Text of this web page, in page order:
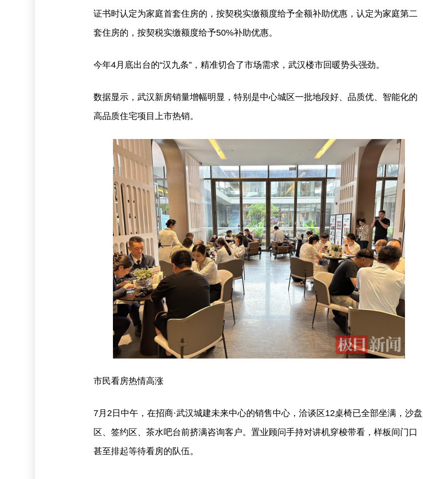
证书时认定为家庭首套住房的，按契税实缴额度给予全额补助优惠，认定为家庭第二
套住房的，按契税实缴额度给予50%补助优惠。
今年4月底出台的“汉九条”，精准切合了市场需求，武汉楼市回暖势头强劲。
数据显示，武汉新房销量增幅明显，特别是中心城区一批地段好、品质优、智能化的
高品质住宅项目上市热销。
市民看房热情高涨
7月2日中午，在招商·武汉城建未来中心的销售中心，洽谈区12桌椅已全部坐满，沙盘
区、签约区、茶水吧台前挤满咨询客户。置业顾问手持对讲机穿梭带看，样板间门口
甚至排起等待看房的队伍。